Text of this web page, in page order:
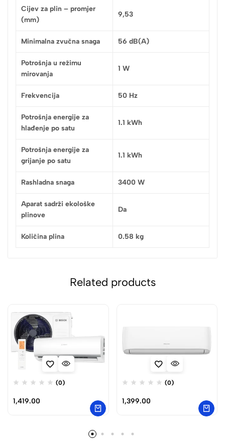
Cijev za plin – promjer
(mm)
9,53
Minimalna zvučna snaga 56 dB(A)
Potrošnja u režimu
mirovanja
1 W
Frekvencija 50 Hz
Potrošnja energije za
hlađenje po satu
1.1 kWh
Potrošnja energije za
grijanje po satu
1.1 kWh
Rashladna snaga 3400 W
Aparat sadrži ekološke
plinove
Da
Količina plina 0.58 kg
Related products
(0)
1,419.00
(0)
1,399.00